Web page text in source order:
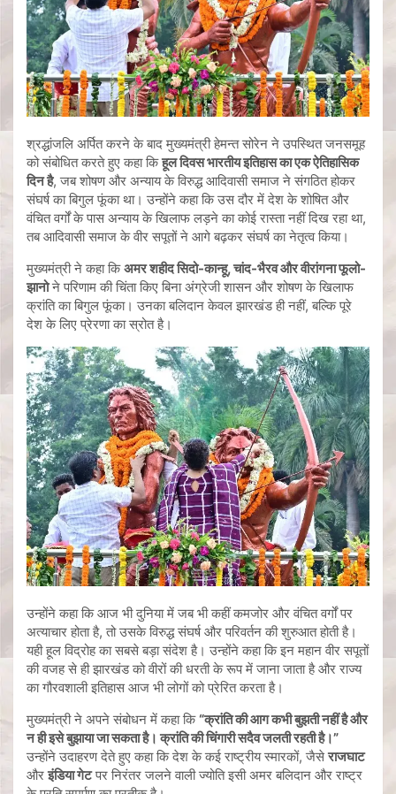
श्रद्धांजलि अर्पित करने के बाद मुख्यमंत्री हेमन्त सोरेन ने उपस्थित जनसमूह
को संबोधित करते हुए कहा किहूल दिवस भारतीय इतिहास का एक ऐतिहासिक
दिन है, जब शोषण और अन्याय के विरुद्ध आदिवासी समाज ने संगठित होकर
संघर्ष का बिगुल फूंका था। उन्होंने कहा कि उस दौर में देश के शोषित और
वंचित वर्गों के पास अन्याय के खिलाफ लड़ने का कोई रास्ता नहीं दिख रहा था,
तब आदिवासी समाज के वीर सपूतों ने आगे बढ़कर संघर्ष का नेतृत्व किया।
मुख्यमंत्री ने कहा किअमर शहीद सिदो-कान्हू, चांद-भैरव और वीरांगना फूलो-
झानोने परिणाम की चिंता किए बिना अंग्रेजी शासन और शोषण के खिलाफ
क्रांति का बिगुल फूंका। उनका बलिदान केवल झारखंड ही नहीं, बल्कि पूरे
देश के लिए प्रेरणा का स्रोत है।
उन्होंने कहा कि आज भी दुनिया में जब भी कहीं कमजोर और वंचित वर्गों पर
अत्याचार होता है, तो उसके विरुद्ध संघर्ष और परिवर्तन की शुरुआत होती है।
यही हूल विद्रोह का सबसे बड़ा संदेश है। उन्होंने कहा कि इन महान वीर सपूतों
की वजह से ही झारखंड को वीरों की धरती के रूप में जाना जाता है और राज्य
का गौरवशाली इतिहास आज भी लोगों को प्रेरित करता है।
मुख्यमंत्री ने अपने संबोधन में कहा कि“क्रांति की आग कभी बुझती नहीं है और
न ही इसे बुझाया जा सकता है। क्रांति की चिंगारी सदैव जलती रहती है।”
उन्होंने उदाहरण देते हुए कहा कि देश के कई राष्ट्रीय स्मारकों, जैसेराजघाट
औरइंडिया गेटपर निरंतर जलने वाली ज्योति इसी अमर बलिदान और राष्ट्र